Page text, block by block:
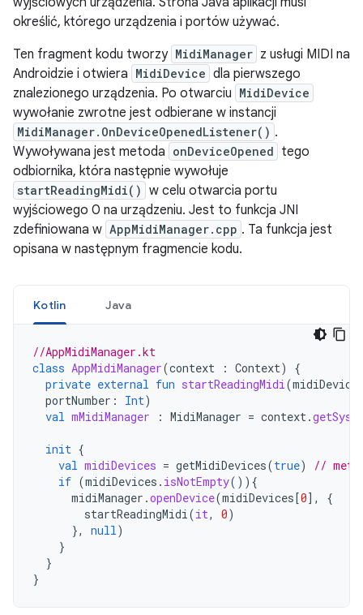
określić, którego urządzenia i portów używać.
Ten fragment kodu tworzy MidiManager z usługi MIDI na
Androidzie i otwiera MidiDevice dla pierwszego
znalezionego urządzenia. Po otwarciu MidiDevice
wywołanie zwrotne jest odbierane w instancji
MidiManager.OnDeviceOpenedListener() .
Wywoływana jest metoda onDeviceOpened tego
odbiornika, która następnie wywołuje
startReadingMidi() w celu otwarcia portu
wyjściowego 0 na urządzeniu. Jest to funkcja JNI
zdefiniowana w AppMidiManager.cpp . Ta funkcja jest
opisana w następnym fragmencie kodu.
Kotlin Java
//AppMidiManager.kt
class AppMidiManager(context : Context)
{
private external fun startReadingMidi(midiDevice
portNumber : Int)
val mMidiManager : MidiManager = context.
init {
val midiDevices = getMidiDevices(true)
//
if (midiDevices . isNotEmpty()){
midiManager .openDevice(midiDevices [0] ,
{
startReadingMidi(it, 0)
},
null)
}
}
}